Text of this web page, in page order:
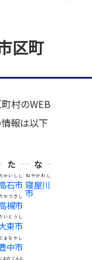
区町
村のWEB
報は以下
た
石市
たかいしし
槻市
たかつきし
東市
いとうし
中市
とよなかし
よのぐんと
な
寝屋川
市
ねやがわし